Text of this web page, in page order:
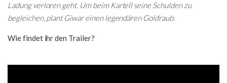
Ladung verloren geht. Um beim Kartell seine Schulden zu
begleichen, plant Giwar einen legendären Goldraub.
Wie findet ihr den Trailer?